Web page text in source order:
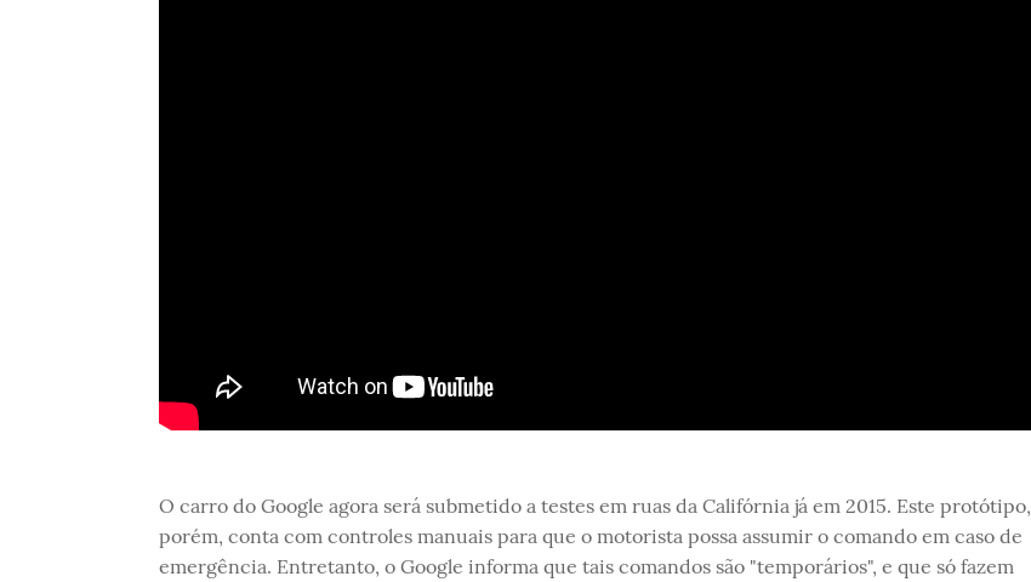
O carro do Google agora será submetido a testes em ruas da Califórnia já em 2015. Este protótipo,
porém, conta com controles manuais para que o motorista possa assumir o comando em caso de
emergência. Entretanto, o Google informa que tais comandos são "temporários", e que só fazem